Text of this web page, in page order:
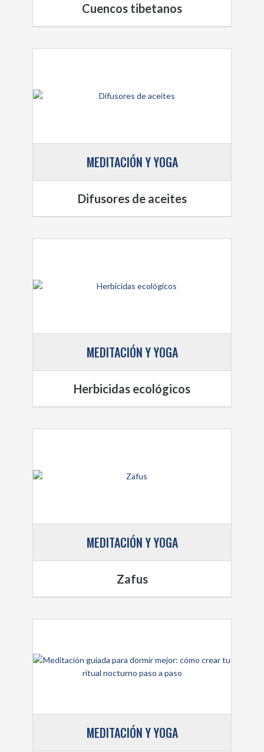
Cuencos tibetanos
MEDITACIÓN Y YOGA
Difusores de aceites
MEDITACIÓN Y YOGA
Herbicidas ecológicos
MEDITACIÓN Y YOGA
Zafus
MEDITACIÓN Y YOGA